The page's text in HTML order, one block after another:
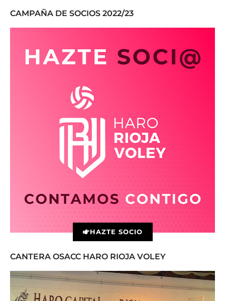
CAMPAÑA DE SOCIOS 2022/23
HAZTE SOCIO
CANTERA OSACC HARO RIOJA VOLEY